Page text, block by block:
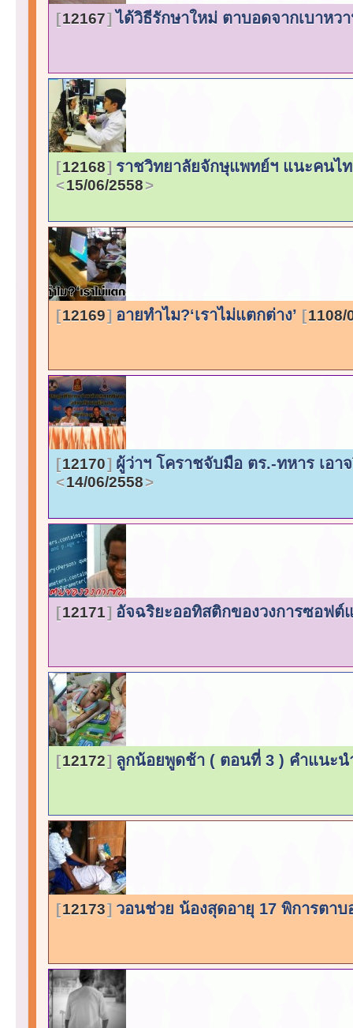
12167 ได้วิธีรักษาใหม่ ตาบอดจากเบาหว
12168 ราชวิทยาลัยจักษุแพทย์ฯ แนะคนไ
15/06/2558
12169 อายทำไม?‘เราไม่แตกต่าง’ 1108/
12170 ผู้ว่าฯ โคราชจับมือ ตร.-ทหาร เอ
14/06/2558
12171 อัจฉริยะออทิสติกของวงการซอฟต์
12172 ลูกน้อยพูดช้า ( ตอนที่ 3 ) คำแนะ
12173 วอนช่วย น้องสุดอายุ 17 พิการตา